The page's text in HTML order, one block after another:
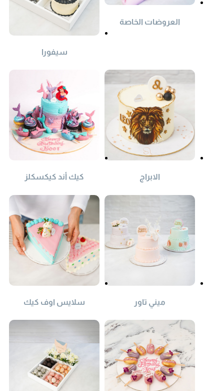
العروضات الخاصة
سيفورا
الابراج كيك أند كيكسكلز
ميني تاور سلايس اوف كيك